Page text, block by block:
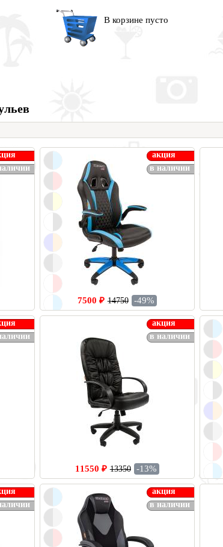
В корзине пусто
7500 ₽ 14750 -49%
акция
в наличии
11550 ₽ 13350 -13%
акция
в наличии
акция
в наличии